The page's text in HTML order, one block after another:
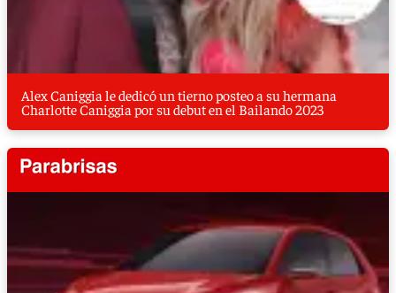
Alex Caniggia le dedicó un tierno posteo a su hermana
Charlotte Caniggia por su debut en el Bailando 2023